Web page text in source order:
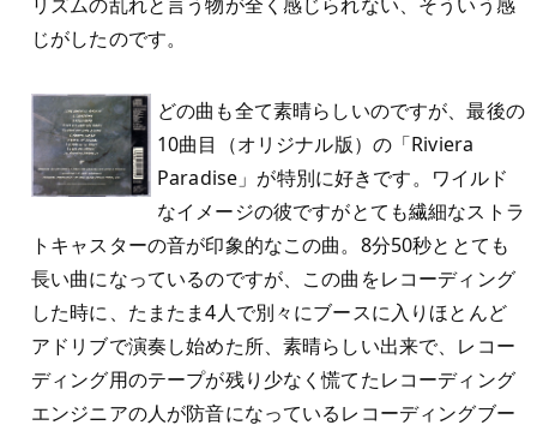
じがしたのです。
どの曲も全て素晴らしいのですが、最後の
10曲目（オリジナル版）の「Riviera
Paradise」が特別に好きです。ワイルド
なイメージの彼ですがとても繊細なストラ
トキャスターの音が印象的なこの曲。8分50秒ととても
長い曲になっているのですが、この曲をレコーディング
した時に、たまたま4人で別々にブースに入りほとんど
アドリブで演奏し始めた所、素晴らしい出来で、レコー
ディング用のテープが残り少なく慌てたレコーディング
エンジニアの人が防音になっているレコーディングブー